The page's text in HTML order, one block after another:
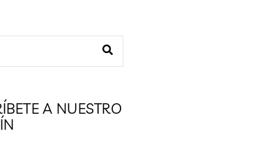
A NUESTRO